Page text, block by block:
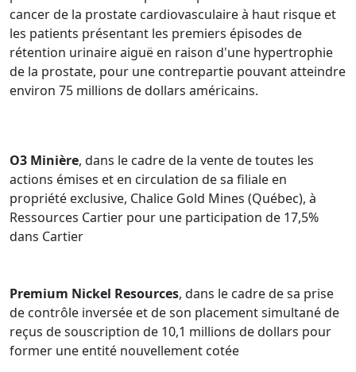
cancer de la prostate cardiovasculaire à haut risque et
les patients présentant les premiers épisodes de
rétention urinaire aiguë en raison d'une hypertrophie
de la prostate, pour une contrepartie pouvant atteindre
environ 75 millions de dollars américains.
O3 Minière, dans le cadre de la vente de toutes les
actions émises et en circulation de sa filiale en
propriété exclusive, Chalice Gold Mines (Québec), à
Ressources Cartier pour une participation de 17,5%
dans Cartier
Premium Nickel Resources, dans le cadre de sa prise
de contrôle inversée et de son placement simultané de
reçus de souscription de 10,1 millions de dollars pour
former une entité nouvellement cotée